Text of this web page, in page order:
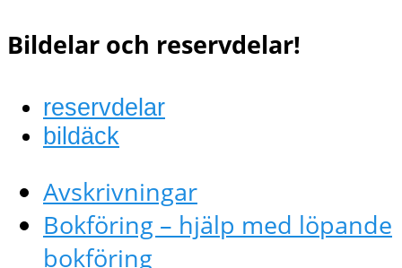
Bildelar och reservdelar!
reservdelar
bildäck
Avskrivningar
Bokföring – hjälp med löpande
bokföring